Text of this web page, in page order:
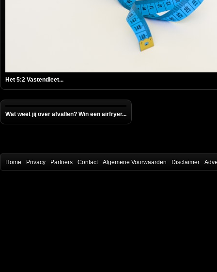
Het 5:2 Vastendieet...
Wat weet jij over afvallen? Win een airfryer...
Home Privacy Partners Contact Algemene Voorwaarden Disclaimer